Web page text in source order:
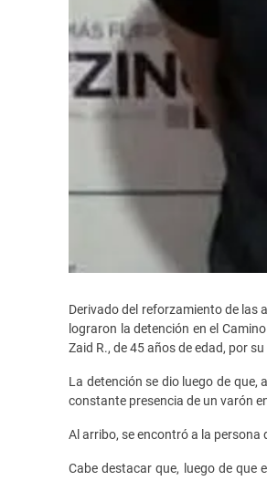
Derivado del reforzamiento de las
lograron la detención en el
Zaid R., de 45 años de edad, por
La detención se dio luego de
constante presencia de un varón
Al arribo, se encontró a la
Cabe destacar que, luego de que